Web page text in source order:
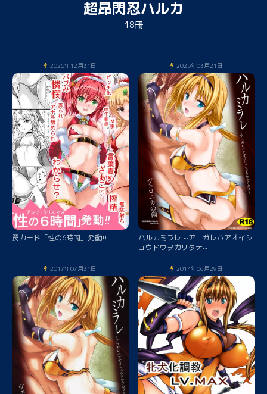
超昂閃忍ハルカ
18冊
2025年12月31日
罠カード「性の6時間」発動!!
2025年03月21日
ハルカミラレ ~アコガレハアオイシ
ョウドウヲカリタテ~
2017年07月31日 2014年06月29日